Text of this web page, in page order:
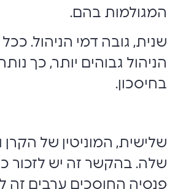
המגולמות בהם.
שנית, גובה דמי הניהול.
הניהול גבוהים יותר, כך
בחיסכון.
שלישית, המוניטין של הקרן
שלה. בהקשר זה יש לזכור
פנסיה החוסכים ערבים זה